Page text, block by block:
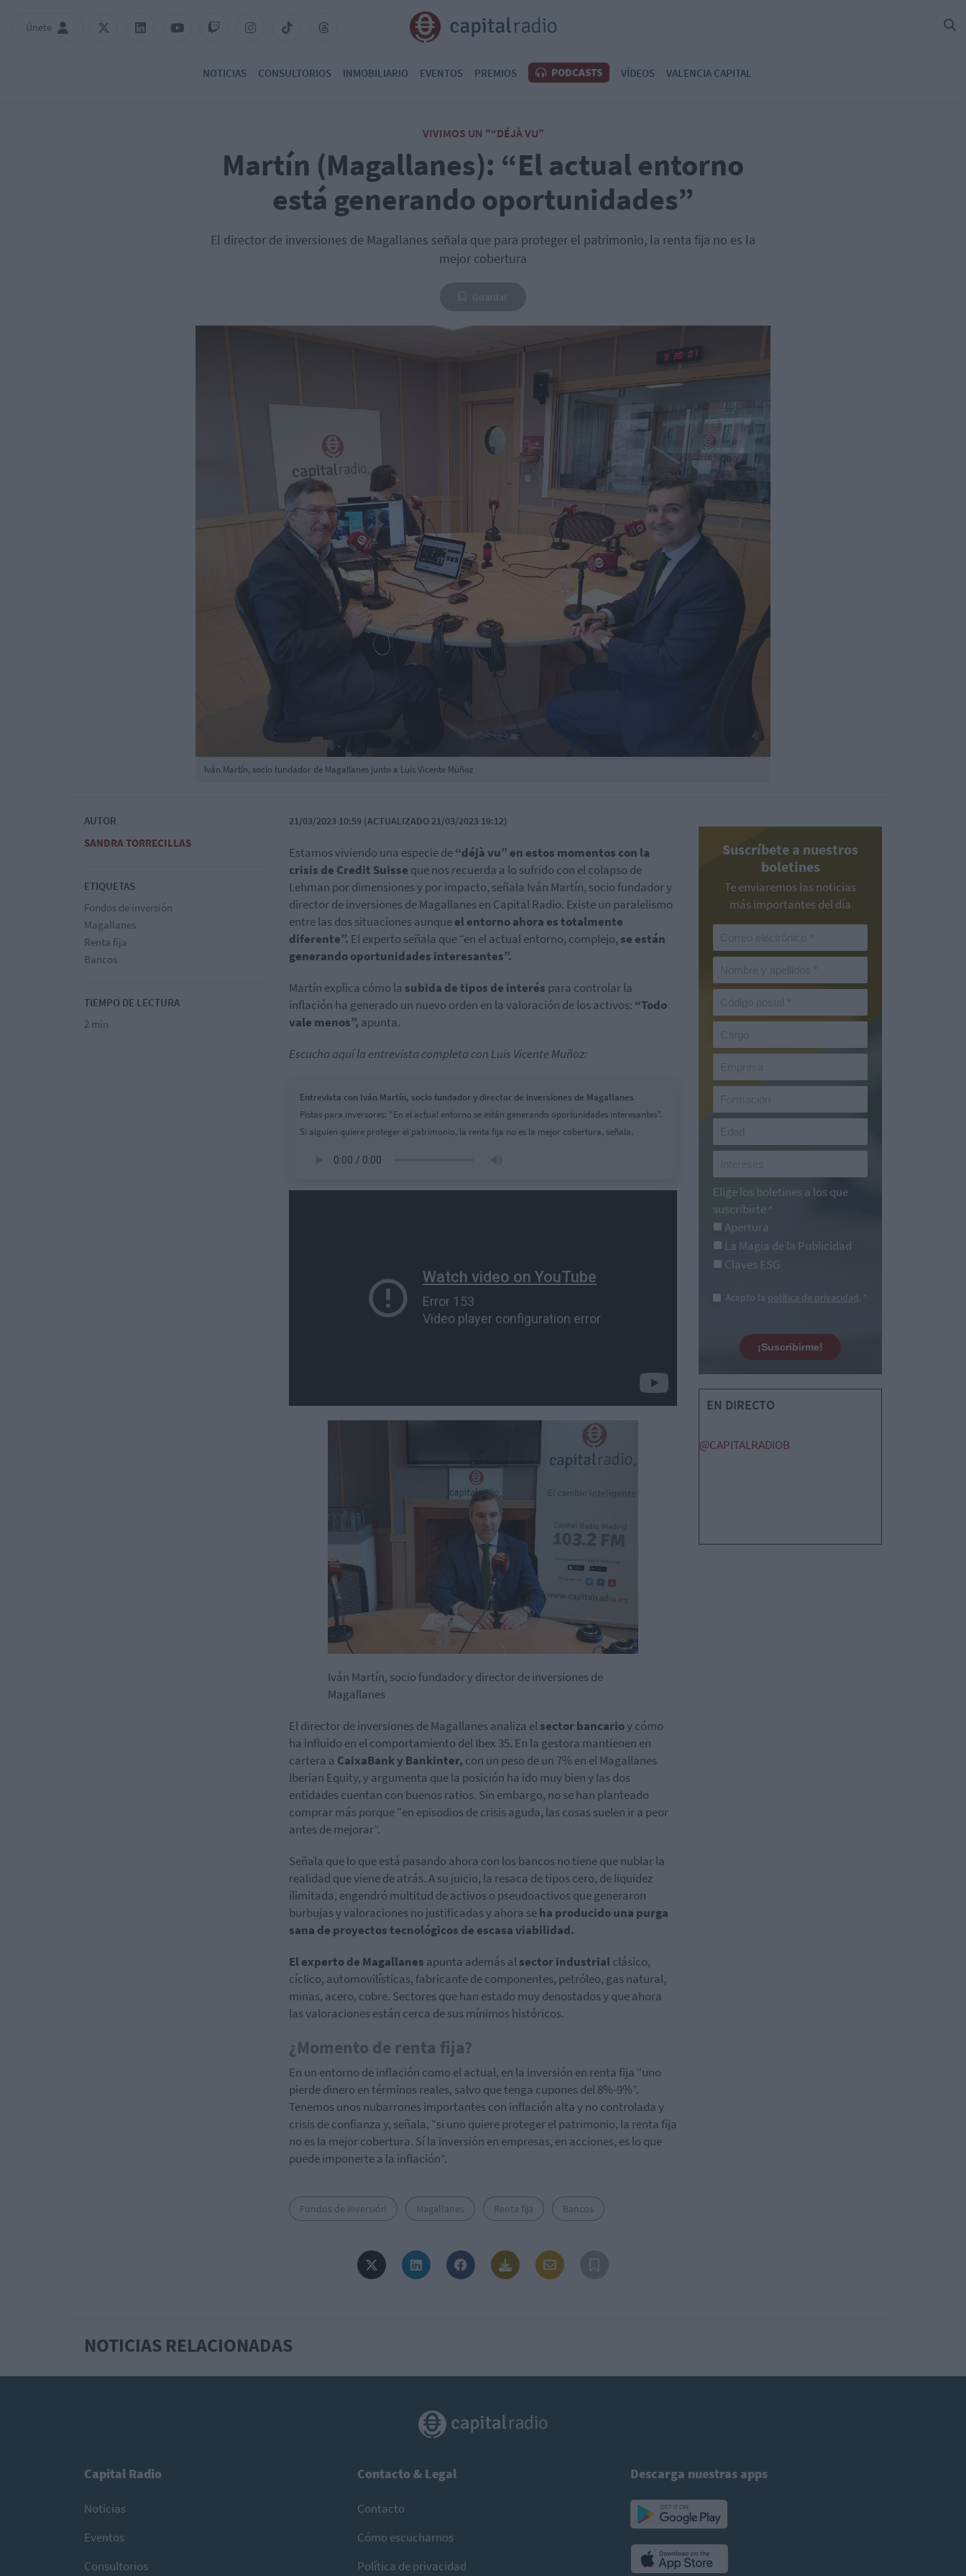
Únete
NOTICIAS CONSULTORIOS INMOBILIARIO EVENTOS PREMIOS PODCASTS VÍDEOS VALENCIA CAPITAL
VIVIMOS UN "“DÉJÀ VU”
Martín (Magallanes): “El actual entorno
está generando oportunidades”
El director de inversiones de Magallanes señala que para proteger el patrimonio, la renta fija no es la
mejor cobertura
Iván Martín, socio fundador de Magallanes junto a Luis Vicente Muñoz
AUTOR
SANDRA TORRECILLAS
ETIQUETAS
Fondos de inversión
Magallanes
Renta fija
Bancos
TIEMPO DE LECTURA
2 min
21/03/2023 10:59 (ACTUALIZADO 21/03/2023 19:12)
Estamos viviendo una especie de“déjà vu” en estos momentos con la
crisis de Credit Suisse que nos recuerda a lo sufrido con el colapso de
Lehman por dimensiones y por impacto, señala Iván Martín, socio fundador y
director de inversiones de Magallanes en Capital Radio. Existe un paralelismo
entre las dos situaciones aunqueel entorno ahora es totalmente
diferente”. El experto señala que “en el actual entorno, complejo, se están
generando oportunidades interesantes”.
Martín explica cómo la subida de tipos de interés para controlar la
inflación ha generado un nuevo orden en la valoración de los activos: “Todo
vale menos”, apunta.
Escucha aquí la entrevista completa con Luis Vicente Muñoz:
Entrevista con Iván Martín, socio fundador y director de inversiones de Magallanes
Pistas para inversores: “En el actual entorno se están generando oportunidades interesantes”.
Si alguien quiere proteger el patrimonio, la renta fija no es la mejor cobertura, señala.
Iván Martín, socio fundador y director de inversiones de
Magallanes
El director de inversiones de Magallanes analiza elsector bancarioy cómo
ha influido en el comportamiento del Ibex 35. En la gestora mantienen en
cartera a CaixaBank y Bankinter, con un peso de un 7% en el Magallanes
Iberian Equity, y argumenta que la posición ha ido muy bien y las dos
entidades cuentan con buenos ratios. Sin embargo, no se han planteado
comprar más porque "en episodios de crisis aguda, las cosas suelen ir a peor
antes de mejorar”.
Señala que lo que está pasando ahora con los bancos no tiene que nublar la
realidad que viene de atrás. A su juicio, la resaca de tipos cero, de liquidez
ilimitada, engendró multitud de activos o pseudoactivos que generaron
burbujas y valoraciones no justificadas y ahora seha producido una purga
sana de proyectos tecnológicos de escasa viabilidad.
El experto de Magallanes apunta además alsector industrialclásico,
cíclico, automovilísticas, fabricante de componentes, petróleo, gas natural,
minas, acero, cobre. Sectores que han estado muy denostados y que ahora
las valoraciones están cerca de sus mínimos históricos.
¿Momento de renta fija?
En un entorno de inflación como el actual, en la inversión en renta fija “uno
pierde dinero en términos reales, salvo que tenga cupones del 8%-9%”.
Tenemos unos nubarrones importantes con inflación alta y no controlada y
crisis de confianza y, señala, “si uno quiere proteger el patrimonio, la renta fija
no es la mejor cobertura. Sí la inversión en empresas, en acciones, es lo que
puede imponerte a la inflación”.
Fondos de inversión Magallanes Renta fija Bancos
Suscríbete a nuestros
boletines
Te enviaremos las noticias
más importantes del día
Elige los boletines a los que
suscribirte *
Apertura
La Magia de la Publicidad
Claves ESG
Acepto la política de privacidad. *
¡Suscribirme!
EN DIRECTO
@CAPITALRADIOB
NOTICIAS RELACIONADAS
Capital Radio
Noticias
Eventos
Consultorios
Contacto & Legal
Contacto
Cómo escucharnos
Política de privacidad
Descarga nuestras apps